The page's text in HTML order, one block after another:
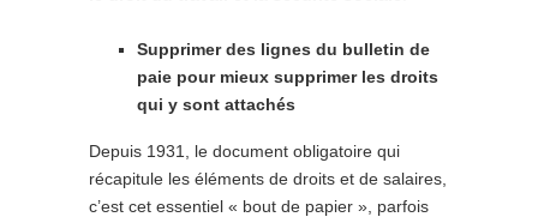
Supprimer des lignes du bulletin de
paie pour mieux supprimer les droits
qui y sont attachés
Depuis 1931, le document obligatoire qui
récapitule les éléments de droits et de salaires,
c’est cet essentiel « bout de papier », parfois